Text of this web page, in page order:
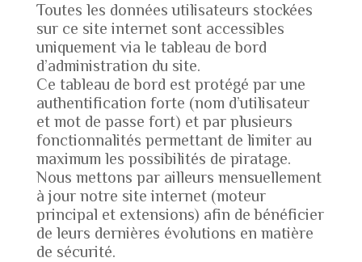
Toutes les données utilisateurs stockées
sur ce site internet sont accessibles
uniquement via le tableau de bord
d’administration du site.
Ce tableau de bord est protégé par une
authentification forte (nom d’utilisateur
et mot de passe fort) et par plusieurs
fonctionnalités permettant de limiter au
maximum les possibilités de piratage.
Nous mettons par ailleurs mensuellement
à jour notre site internet (moteur
principal et extensions) afin de bénéficier
de leurs dernières évolutions en matière
de sécurité.